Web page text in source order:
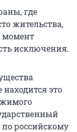
где
жительства,
момент
исключения.
находится это
российскому